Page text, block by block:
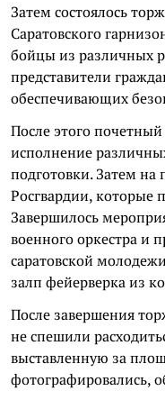
Затем состоялось
Саратовского
бойцы из различных
представители
обеспечивающих
После этого
исполнение
подготовки. Затем
Росгвардии, которые
Завершилось
военного оркестра
саратовской
залп фейерверка из
После завершения
не спешили
выставленную за
фотографировались,